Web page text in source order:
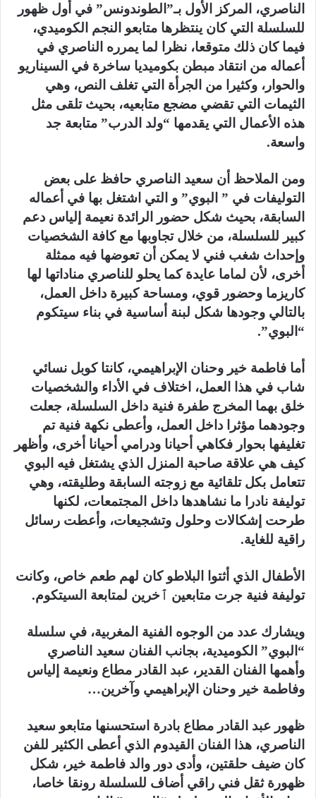
الناصري، المركز الأول بـ”الطوندونس” في أول ظهور
للسلسلة التي كان ينتظرها متابعو النجم الكوميدي،
فيما كان ذلك متوقعا، نظرا لما يمرره الناصري في
أعماله من انتقاد مبطن بكوميديا ساخرة في السيناريو
والحوار، وكثيرا من الجرأة التي تغلف النص، وهي
الثيمات التي تقضي مضجع متابعيه، بحيث تلقى مثل
هذه الأعمال التي يقدمها “ولد الدرب” متابعة جد
واسعة.
ومن الملاحظ أن سعيد الناصري حافظ على بعض
التوليفات في ” البوي” و التي اشتغل بها في أعماله
السابقة، بحيث شكل حضور الرائدة نعيمة إلياس دعم
كبير للسلسلة، من خلال تجاوبها مع كافة الشخصيات
وإحداث شغب فني لا يمكن أن تعوضها فيه ممثلة
أخرى، لأن لماما عايدة كما يحلو للناصري مناداتها لها
كاريزما وحضور قوي، ومساحة كبيرة داخل العمل،
بالتالي وجودها شكل لبنة أساسية في بناء سيتكوم
“البوي”.
أما فاطمة خير وحنان الإبراهيمي، كانتا كوبل نسائي
شاب في هذا العمل، اختلاف في الأداء والشخصيات
خلق بهما المخرج طفرة فنية داخل السلسلة، جعلت
وجودهما مؤثرا داخل العمل، وأعطى نكهة فنية تم
تغليفها بحوار فكاهي أحيانا ودرامي أحيانا أخرى، وأظهر
كيف هي علاقة صاحبة المنزل الذي يشتغل فيه البوي
تتعامل بكل تلقائية مع زوجته السابقة وطليقته، وهي
توليفة نادرا ما نشاهدها داخل المجتمعات، لكنها
طرحت إشكالات وحلول وتشجيعات، وأعطت رسائل
راقية للغاية.
الأطفال الذي أثتوا البلاطو كان لهم طعم خاص، وكانت
توليفة فنية جرت متابعين ٱخرين لمتابعة السيتكوم.
ويشارك عدد من الوجوه الفنية المغربية، في سلسلة
“البوي” الكوميدية، بجانب الفنان سعيد الناصري
وأهمها الفنان القدير، عبد القادر مطاع ونعيمة إلياس
وفاطمة خير وحنان الإبراهيمي وآخرين…
ظهور عبد القادر مطاع بادرة استحسنها متابعو سعيد
الناصري، هذا الفنان القيدوم الذي أعطى الكثير للفن
كان ضيف حلقتين، وأدى دور والد فاطمة خير، شكل
ظهورة ثقل فني راقي أضاف للسلسلة رونقا خاصا،